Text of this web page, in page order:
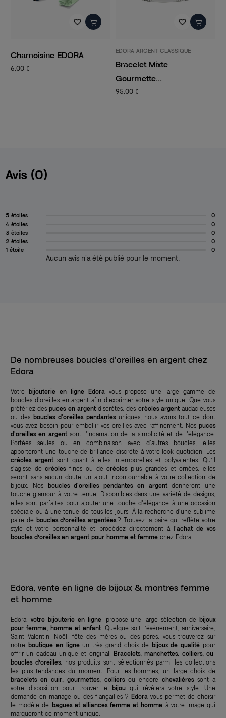
favorite_border
EDORA ARGENT CLASSIQUE
Bracelet Mixte
favorite_border
PANDORA
Charm Femme PANDORA
CLIP...
14,50 €
Avis (0)
5 étoiles
0
4 étoiles
0
3 étoiles
0
2 étoiles
0
1 étoile
0
Aucun avis n'a été publié pour le moment.
De nombreuses boucles d’oreilles en argent chez
Edora
Votre bijouterie en ligne Edora vous propose une large gamme de
boucles d'oreilles en argent afin d’exprimer votre style unique. Que vous
préfériez despuces en argentdiscrètes, des créoles argentaudacieuses
ou des boucles d'oreilles pendantesuniques, nous avons tout ce dont
vous avez besoin pour embellir vos oreilles avec raffinement. Nos puces
d'oreilles en argentsont l'incarnation de la simplicité et de l'élégance.
Portées seules ou en combinaison avec d'autres boucles, elles
apporteront une touche de brillance discrète à votre look quotidien. Les
créoles argent sont quant à elles intemporelles et polyvalentes. Qu’il
s’agisse decréolesfines ou decréolesplus grandes et ornées, elles
seront sans aucun doute un ajout incontournable à votre collection de
bijoux. Nos boucles d'oreilles pendantes en argentdonneront une
touche glamour à votre tenue. Disponibles dans une variété de designs,
elles sont parfaites pour ajouter une touche d'élégance à une occasion
spéciale ou à une tenue de tous les jours. À la recherche d’une sublime
paire de boucles d’oreilles argentées? Trouvez la paire qui reflète votre
style et votre personnalité et procédez directement à l’achat de vos
boucles d’oreilles en argent pour homme et femme chez Edora.
Edora, vente en ligne de bijoux & montres femme
et homme
Edora, votre bijouterie en ligne, propose une large sélection debijoux
pour femme, homme et enfant . Quelque soit l’événement, anniversaire,
Saint Valentin, Noël, fête des mères ou des pères, vous trouverez sur
notre boutique en ligneun très grand choix de bijoux de qualité pour
offrir un cadeau unique et original. Bracelets, manchettes, colliers, ou
boucles d’oreilles, nos produits sont sélectionnés parmi les collections
les plus tendances du moment. Pour les hommes, un large choix de
bracelets en cuir, gourmettes, colliersou encore chevalièressont à
votre disposition pour trouver le bijouqui révèlera votre style. Une
demande en mariage ou des fiançailles ?Edora vous permet de choisir
le modèle de bagues et alliances femme et homme à votre image qui
marqueront ce moment unique.